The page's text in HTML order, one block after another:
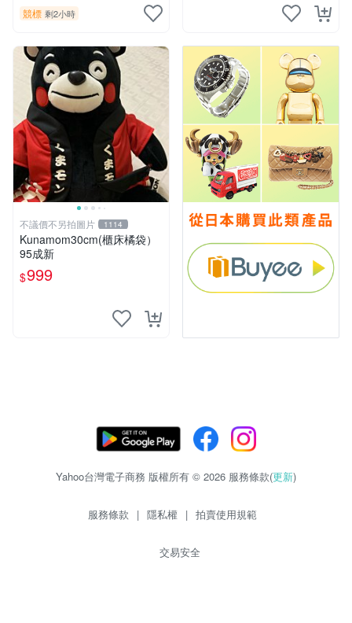
競標 剩2小時
不議價不另拍圖片 1114
Kunamom30cm(櫃床橘袋）
95成新
$999
Yahoo台灣電子商務 版權所有 © 2026 服務條款(更新)
服務條款 | 隱私權 | 拍賣使用規範
交易安全